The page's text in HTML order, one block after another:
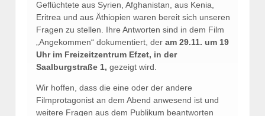
Geflüchtete aus Syrien, Afghanistan, aus Kenia,
Eritrea und aus Äthiopien waren bereit sich unseren
Fragen zu stellen. Ihre Antworten sind in dem Film
„Angekommen“ dokumentiert, der am 29.11. um 19
Uhr im Freizeitzentrum Efzet, in der
Saalburgstraße 1, gezeigt wird.
Wir hoffen, dass die eine oder der andere
Filmprotagonist an dem Abend anwesend ist und
weitere Fragen aus dem Publikum beantworten